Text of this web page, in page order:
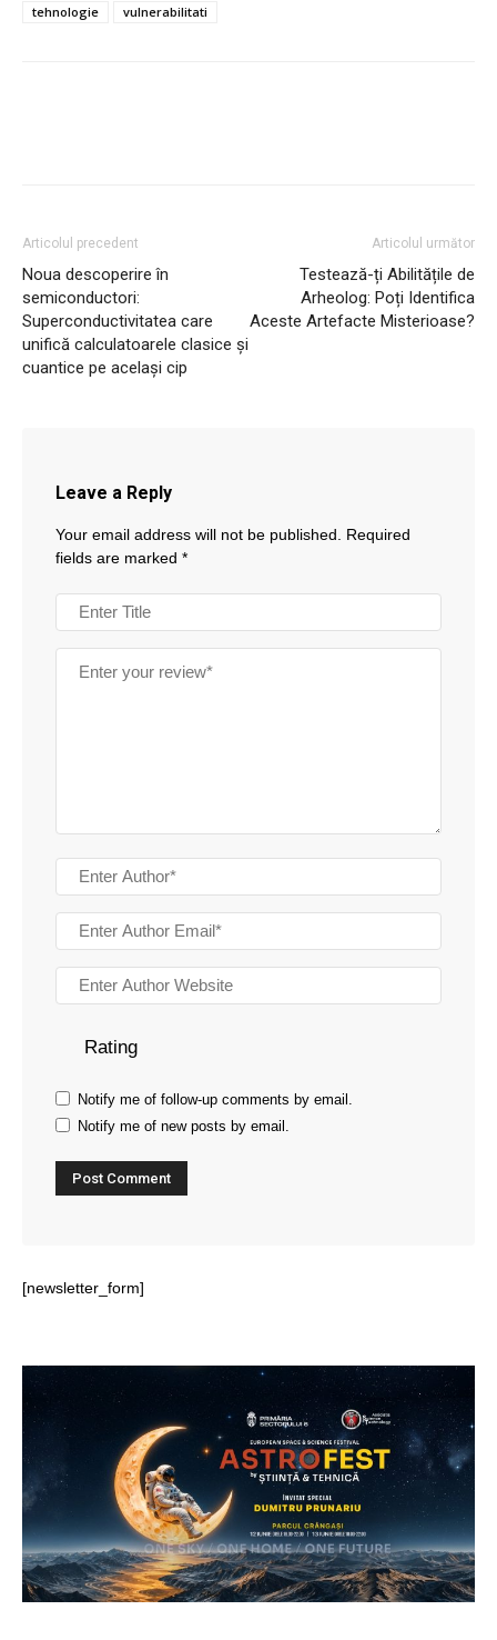
tehnologie
vulnerabilitati
Articolul precedent
Noua descoperire în
semiconductori:
Superconductivitatea care
unifică calculatoarele clasice și
cuantice pe același cip
Articolul următor
Testează-ți Abilitățile de
Arheolog: Poți Identifica
Aceste Artefacte Misterioase?
Leave a Reply
Your email address will not be published.
Required
fields are marked *
Rating
Notify me of follow-up comments by email.
Notify me of new posts by email.
[newsletter_form]